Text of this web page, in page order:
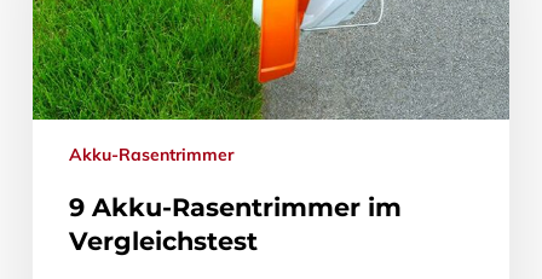
Akku-Rasentrimmer
9 Akku-Rasentrimmer im
Vergleichstest